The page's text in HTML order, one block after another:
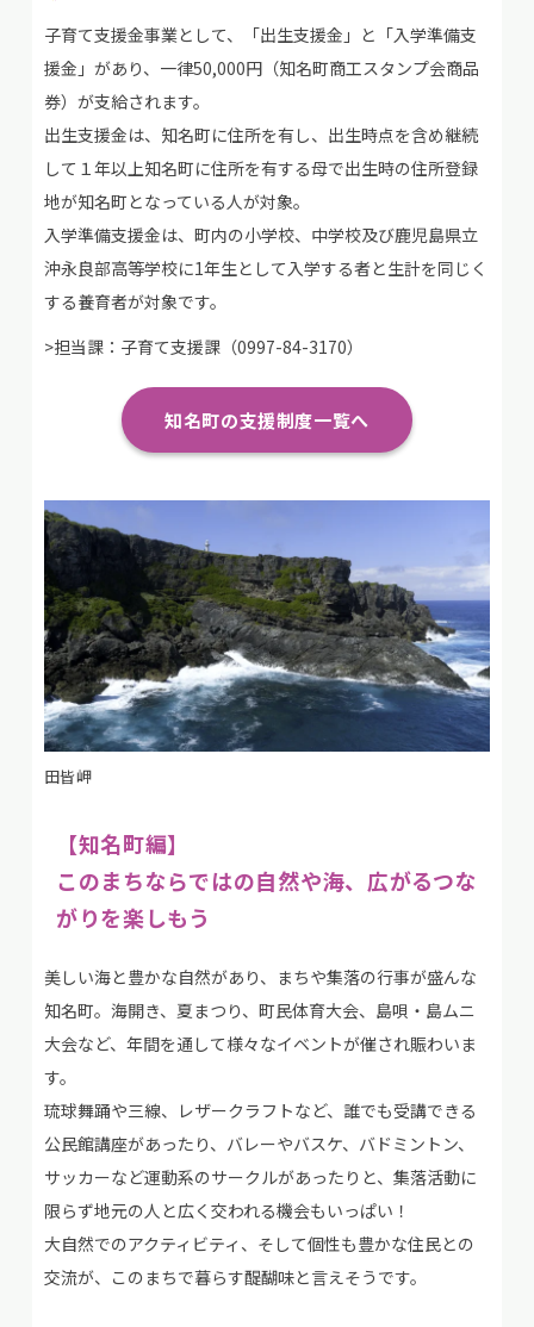
子育て支援金事業として、「出生支援金」と「入学準備支
援金」があり、一律50,000円（知名町商工スタンプ会商品
券）が支給されます。
出生支援金は、知名町に住所を有し、出生時点を含め継続
して１年以上知名町に住所を有する母で出生時の住所登録
地が知名町となっている人が対象。
入学準備支援金は、町内の小学校、中学校及び鹿児島県立
沖永良部高等学校に1年生として入学する者と生計を同じく
する養育者が対象です。
>担当課：子育て支援課（0997-84-3170）
知名町の支援制度一覧へ
田皆岬
【知名町編】
このまちならではの自然や海、広がるつな
がりを楽しもう
美しい海と豊かな自然があり、まちや集落の行事が盛んな
知名町。海開き、夏まつり、町民体育大会、島唄・島ムニ
大会など、年間を通して様々なイベントが催され賑わいま
す。
琉球舞踊や三線、レザークラフトなど、誰でも受講できる
公民館講座があったり、バレーやバスケ、バドミントン、
サッカーなど運動系のサークルがあったりと、集落活動に
限らず地元の人と広く交われる機会もいっぱい！
大自然でのアクティビティ、そして個性も豊かな住民との
交流が、このまちで暮らす醍醐味と言えそうです。